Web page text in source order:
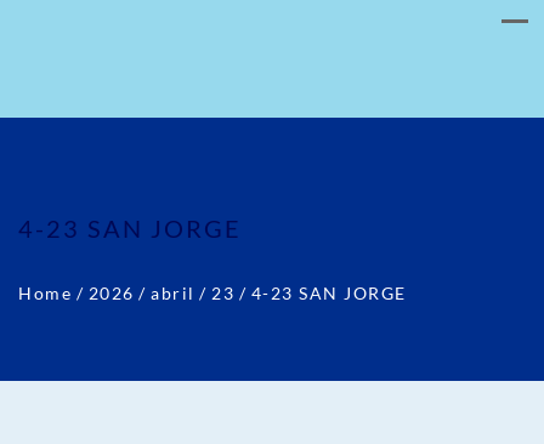
4-23 SAN JORGE
Home / 2026 / abril / 23 / 4-23 SAN JORGE